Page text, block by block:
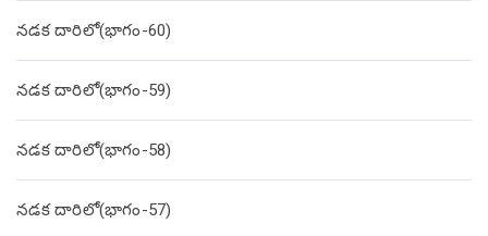
నడక దారిలో(భాగం-60)
నడక దారిలో(భాగం-59)
నడక దారిలో(భాగం-58)
నడక దారిలో(భాగం-57)